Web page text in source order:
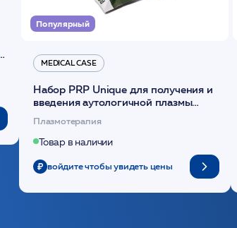
Популярный
MEDICAL CASE
Набор PRP Unique для получения и
введения аутологичной плазмы
(саше 1шт)/Medical Case
Плазмотерапия
Товар в наличии
войдите чтобы увидеть цены